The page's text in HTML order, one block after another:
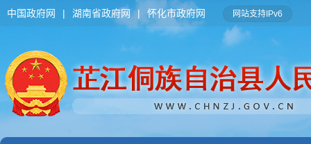
中国政府网 | 湖南省政府网 | 怀化市政府网 网站支持IPv6